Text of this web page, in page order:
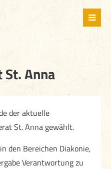
Anna
der aktuelle
St. Anna gewählt.
den Bereichen Diakonie,
Verantwortung zu